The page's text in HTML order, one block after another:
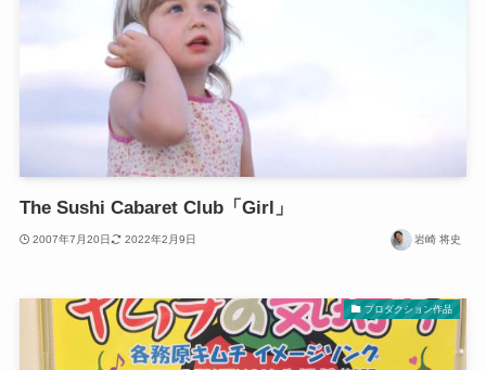
The Sushi Cabaret Club「Girl」
2007年7月20日 2022年2月9日 岩崎 将史
プロダクション作品